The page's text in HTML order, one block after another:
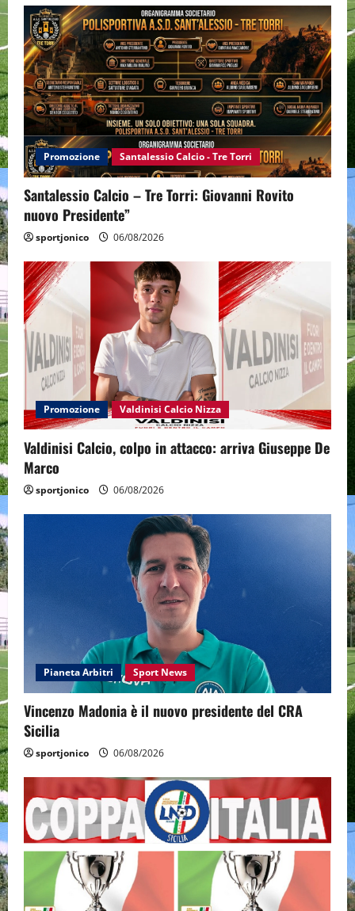
Promozione Santalessio Calcio - Tre Torri
Santalessio Calcio – Tre Torri: Giovanni Rovito
nuovo Presidente”
sportjonico 06/08/2026
Promozione Valdinisi Calcio Nizza
Valdinisi Calcio, colpo in attacco: arriva Giuseppe De
Marco
sportjonico 06/08/2026
Pianeta Arbitri Sport News
Vincenzo Madonia è il nuovo presidente del CRA
Sicilia
sportjonico 06/08/2026